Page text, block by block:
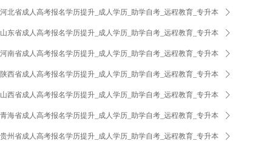
河北省成人高考报名学历提升_成人学历_助学自考_远程教育_专升本 ꄲ
山东省成人高考报名学历提升_成人学历_助学自考_远程教育_专升本 ꄲ
河南省成人高考报名学历提升_成人学历_助学自考_远程教育_专升本 ꄲ
陕西省成人高考报名学历提升_成人学历_助学自考_远程教育_专升本 ꄲ
山西省成人高考报名学历提升_成人学历_助学自考_远程教育_专升本 ꄲ
青海省成人高考报名学历提升_成人学历_助学自考_远程教育_专升本 ꄲ
贵州省成人高考报名学历提升_成人学历_助学自考_远程教育_专升本 ꄲ